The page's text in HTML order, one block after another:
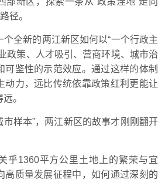
径。
个全新的两江新区如何以“一个行政主
政策、人才吸引、营商环境、城市治
可鉴性的示范效应。通过这样的体制
动力，远比传统依靠政策红利更能让
。
市样本”，两江新区的故事才刚刚翻开
乎1360平方公里土地上的繁荣与宜
高质量发展征程中，如何通过深刻的